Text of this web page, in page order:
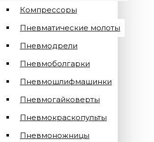
Компрессоры
Пневматические молоты
Пневмодрели
Пневмоболгарки
Пневмошлифмашинки
Пневмогайковерты
Пневмокраскопульты
Пневмоножницы